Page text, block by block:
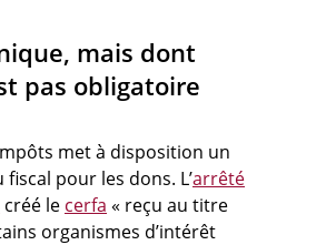
mais dont
pas obligatoire
met à disposition un
pour les dons. L’arrêté
créé le cerfa « reçu au titre
organismes d’intérêt